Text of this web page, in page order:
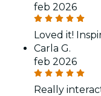
feb 2026
Loved it!
Carla G.
feb 2026
Really